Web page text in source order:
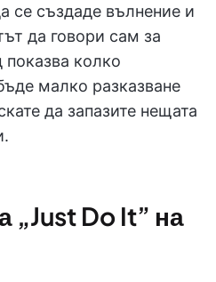
се създаде вълнение и
да говори сам за
колко
малко разказване
да запазите нещата
„Just Do It” на